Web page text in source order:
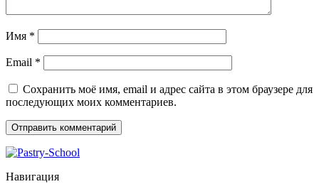
Имя *
Email *
Сохранить моё имя, email и адрес сайта в этом браузере для
последующих моих комментариев.
Навигация